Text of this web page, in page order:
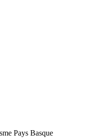
Pays Basque